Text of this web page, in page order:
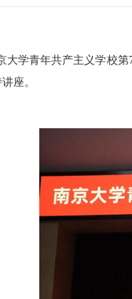
大学青年共产主义学校
座。